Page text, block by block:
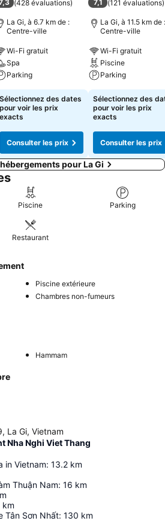
(428 évaluations)
La Gi, à 6.7 km de :
Centre-ville
Wi-Fi gratuit
Spa
Parking
Sélectionnez des dates
pour voir les prix
exacts
Consulter les prix
7,1 (121 évaluations)
La Gi, à 11.5 km de :
Centre-ville
Wi-Fi gratuit
Piscine
Parking
Sélectionnez des
pour voir les prix
exacts
Consulter les prix
pour La Gi
Piscine Parking
Restaurant
Piscine extérieure
Chambres non-fumeurs
Hammam
La Gi, Vietnam
Nha Nghi Viet Thang
in Vietnam: 13.2 km
Thuận Nam: 16 km
km
Tân Sơn Nhất: 130 km